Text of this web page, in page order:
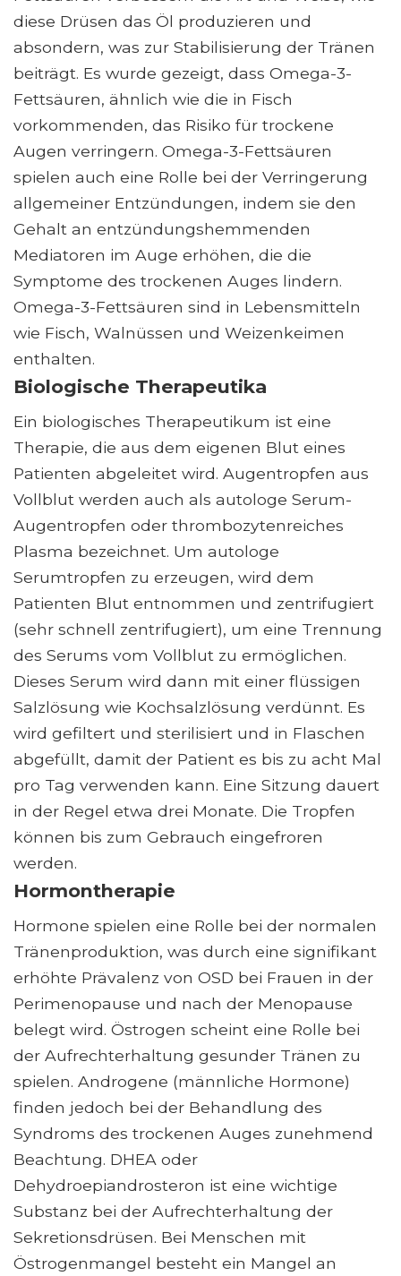
diese Drüsen das Öl produzieren und
absondern, was zur Stabilisierung der Tränen
beiträgt. Es wurde gezeigt, dass Omega-3-
Fettsäuren, ähnlich wie die in Fisch
vorkommenden, das Risiko für trockene
Augen verringern. Omega-3-Fettsäuren
spielen auch eine Rolle bei der Verringerung
allgemeiner Entzündungen, indem sie den
Gehalt an entzündungshemmenden
Mediatoren im Auge erhöhen, die die
Symptome des trockenen Auges lindern.
Omega-3-Fettsäuren sind in Lebensmitteln
wie Fisch, Walnüssen und Weizenkeimen
enthalten.
Biologische Therapeutika
Ein biologisches Therapeutikum ist eine
Therapie, die aus dem eigenen Blut eines
Patienten abgeleitet wird. Augentropfen aus
Vollblut werden auch als autologe Serum-
Augentropfen oder thrombozytenreiches
Plasma bezeichnet. Um autologe
Serumtropfen zu erzeugen, wird dem
Patienten Blut entnommen und zentrifugiert
(sehr schnell zentrifugiert), um eine Trennung
des Serums vom Vollblut zu ermöglichen.
Dieses Serum wird dann mit einer flüssigen
Salzlösung wie Kochsalzlösung verdünnt. Es
wird gefiltert und sterilisiert und in Flaschen
abgefüllt, damit der Patient es bis zu acht Mal
pro Tag verwenden kann. Eine Sitzung dauert
in der Regel etwa drei Monate. Die Tropfen
können bis zum Gebrauch eingefroren
werden.
Hormontherapie
Hormone spielen eine Rolle bei der normalen
Tränenproduktion, was durch eine signifikant
erhöhte Prävalenz von OSD bei Frauen in der
Perimenopause und nach der Menopause
belegt wird. Östrogen scheint eine Rolle bei
der Aufrechterhaltung gesunder Tränen zu
spielen. Androgene (männliche Hormone)
finden jedoch bei der Behandlung des
Syndroms des trockenen Auges zunehmend
Beachtung. DHEA oder
Dehydroepiandrosteron ist eine wichtige
Substanz bei der Aufrechterhaltung der
Sekretionsdrüsen. Bei Menschen mit
Östrogenmangel besteht ein Mangel an